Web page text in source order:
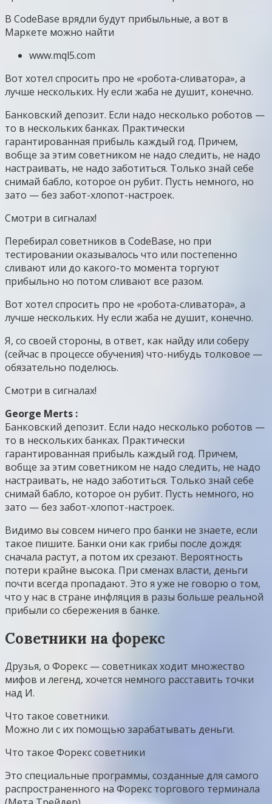
В CodeBase врядли будут прибыльные, а вот в
Маркете можно найти
www.mql5.com
Вот хотел спросить про не «робота-сливатора», а
лучше нескольких. Ну если жаба не душит, конечно.
Банковский депозит. Если надо несколько роботов —
то в нескольких банках. Практически
гарантированная прибыль каждый год. Причем,
вобще за этим советником не надо следить, не надо
настраивать, не надо заботиться. Только знай себе
снимай бабло, которое он рубит. Пусть немного, но
зато — без забот-хлопот-настроек.
Смотри в сигналах!
Перебирал советников в CodeBase, но при
тестировании оказывалось что или постепенно
сливают или до какого-то момента торгуют
прибыльно но потом сливают все разом.
Вот хотел спросить про не «робота-сливатора», а
лучше нескольких. Ну если жаба не душит, конечно.
Я, со своей стороны, в ответ, как найду или соберу
(сейчас в процессе обучения) что-нибудь толковое —
обязательно поделюсь.
Смотри в сигналах!
George Merts :
Банковский депозит. Если надо несколько роботов —
то в нескольких банках. Практически
гарантированная прибыль каждый год. Причем,
вобще за этим советником не надо следить, не надо
настраивать, не надо заботиться. Только знай себе
снимай бабло, которое он рубит. Пусть немного, но
зато — без забот-хлопот-настроек.
Видимо вы совсем ничего про банки не знаете, если
такое пишите. Банки они как грибы после дождя:
сначала растут, а потом их срезают. Вероятность
потери крайне высока. При сменах власти, деньги
почти всегда пропадают. Это я уже не говорю о том,
что у нас в стране инфляция в разы больше реальной
прибыли со сбережения в банке.
Советники на форекс
Друзья, о Форекс — советниках ходит множество
мифов и легенд, хочется немного расставить точки
над И.
Что такое советники.
Можно ли с их помощью зарабатывать деньги.
Что такое Форекс советники
Это специальные программы, созданные для самого
распространенного на Форекс торгового терминала